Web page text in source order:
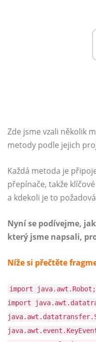
Zde jsme vzali několik
metody podle jejich
Každá metoda je
přepínače, takže
a kdekoli je to
Nyní se podívejme,
který jsme napsali,
Níže si přečtěte
import
import